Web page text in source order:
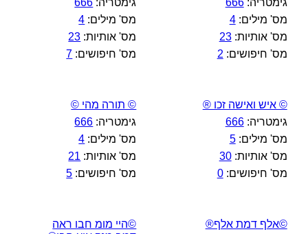
גימטריה:666
מס' מילים:4
מס' אותיות:23
מס' חיפושים: 2
גימטריה: 666
מס' מילים: 4
מס' אותיות: 23
מס' חיפושים: 7
© איש ואישה זכו ®
גימטריה:666
מס' מילים:5
מס' אותיות:30
מס' חיפושים:0
© תורה מהי ©
גימטריה: 666
מס' מילים: 4
מס' אותיות: 21
מס' חיפושים: 5
©אלף דמת אלף®
©היי מומ חבו ראה